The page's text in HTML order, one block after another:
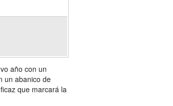
año con un
un abanico de
que marcará la